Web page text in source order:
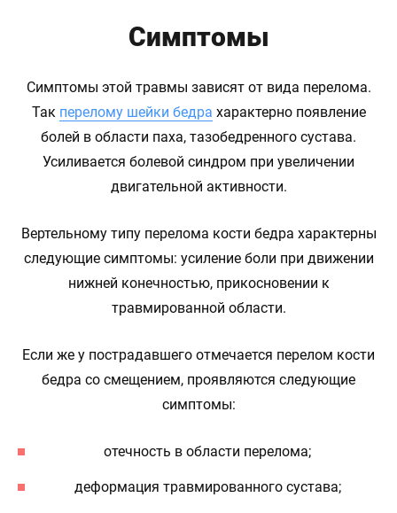
Симптомы
Симптомы этой травмы зависят от вида перелома.
Так перелому шейки бедра характерно появление
болей в области паха, тазобедренного сустава.
Усиливается болевой синдром при увеличении
двигательной активности.
Вертельному типу перелома кости бедра характерны
следующие симптомы: усиление боли при движении
нижней конечностью, прикосновении к
травмированной области.
Если же у пострадавшего отмечается перелом кости
бедра со смещением, проявляются следующие
симптомы:
отечность в области перелома;
деформация травмированного сустава;